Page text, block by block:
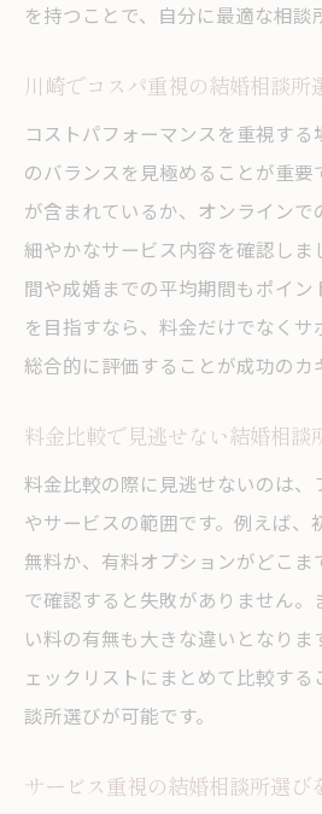
を持つことで、自分に最適な相談
川崎でコスパ重視の結婚相談所
コストパフォーマンスを重視す
のバランスを見極めることが重要
が含まれているか、オンラインで
細やかなサービス内容を確認しま
間や成婚までの平均期間もポイン
を目指すなら、料金だけでなくサ
総合的に評価することが成功のカ
料金比較で見逃せない結婚相談
料金比較の際に見逃せないのは、
やサービスの範囲です。例えば、
無料か、有料オプションがどこま
で確認すると失敗がありません
い料の有無も大きな違いとなりま
ェックリストにまとめて比較する
談所選びが可能です。
サービス重視の結婚相談所選び